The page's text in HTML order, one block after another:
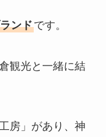
ンドです。
観光と一緒に結
房」があり、神